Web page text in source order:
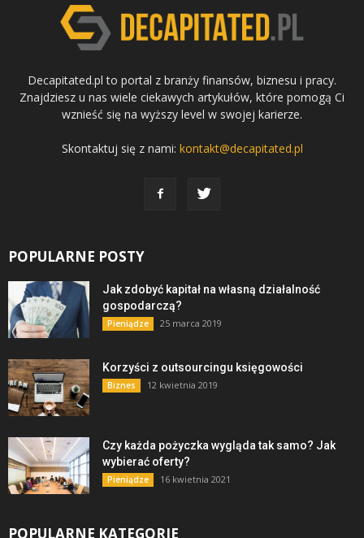
Decapitated.pl to portal z branży finansów, biznesu i pracy.
Znajdziesz u nas wiele ciekawych artykułów, które pomogą Ci
wznieść się na wyższy level w swojej karierze.
Skontaktuj się z nami: kontakt@decapitated.pl
POPULARNE POSTY
Jak zdobyć kapitał na własną działalność
gospodarczą?
Pieniądze 25 marca 2019
Korzyści z outsourcingu księgowości
Biznes 12 kwietnia 2019
Czy każda pożyczka wygląda tak samo? Jak
wybierać oferty?
Pieniądze 16 kwietnia 2021
POPULARNE KATEGORIE